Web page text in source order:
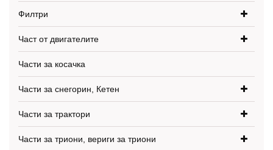
Филтри
Част от двигателите
Части за косачка
Части за снегорин, Кетен
Части за трактори
Части за триони, вериги за триони